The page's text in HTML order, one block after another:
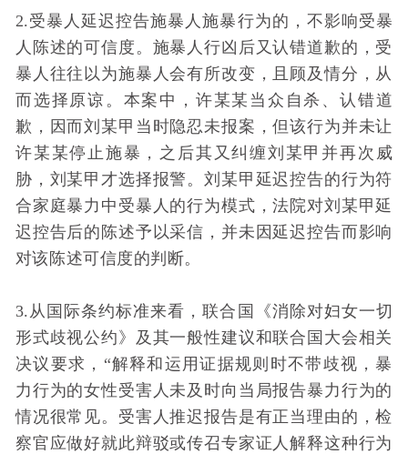
2.受暴人延迟控告施暴人施暴行为的，不影响受暴
人陈述的可信度。施暴人行凶后又认错道歉的，受
暴人往往以为施暴人会有所改变，且顾及情分，从
而选择原谅。本案中，许某某当众自杀、认错道
歉，因而刘某甲当时隐忍未报案，但该行为并未让
许某某停止施暴，之后其又纠缠刘某甲并再次威
胁，刘某甲才选择报警。刘某甲延迟控告的行为符
合家庭暴力中受暴人的行为模式，法院对刘某甲延
迟控告后的陈述予以采信，并未因延迟控告而影响
对该陈述可信度的判断。
3.从国际条约标准来看，联合国《消除对妇女一切
形式歧视公约》及其一般性建议和联合国大会相关
决议要求，“解释和运用证据规则时不带歧视，暴
力行为的女性受害人未及时向当局报告暴力行为的
情况很常见。受害人推迟报告是有正当理由的，检
察官应做好就此辩驳或传召专家证人解释这种行为